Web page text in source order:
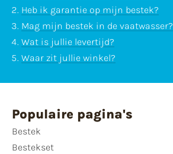
Heb ik garantie op mijn bestek?
Mag mijn bestek in de vaatwasser?
Wat is jullie levertijd?
Waar zit jullie winkel?
Populaire pagina's
Bestek
Bestekset